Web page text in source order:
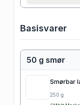
Basisvarer
50 g smør
Smørbar
250 g